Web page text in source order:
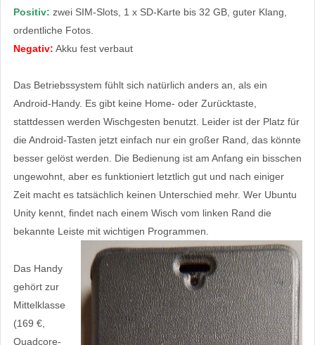
Positiv: zwei SIM-Slots, 1 x SD-Karte bis 32 GB, guter Klang,
ordentliche Fotos.
Negativ: Akku fest verbaut
Das Betriebssystem fühlt sich natürlich anders an, als ein
Android-Handy. Es gibt keine Home- oder Zurücktaste,
stattdessen werden Wischgesten benutzt. Leider ist der Platz für
die Android-Tasten jetzt einfach nur ein großer Rand, das könnte
besser gelöst werden. Die Bedienung ist am Anfang ein bisschen
ungewohnt, aber es funktioniert letztlich gut und nach einiger
Zeit macht es tatsächlich keinen Unterschied mehr. Wer Ubuntu
Unity kennt, findet nach einem Wisch vom linken Rand die
bekannte Leiste mit wichtigen Programmen.
Das Handy
gehört zur
Mittelklasse
(169 €,
Quadcore-